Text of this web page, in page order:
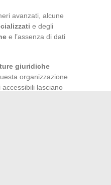
avanzati, alcune
e degli
e l’assenza di dati
giuridiche
organizzazione
accessibili lasciano